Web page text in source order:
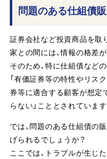
問題のある仕組債
証券会社など投資商品を取
家との間には、情報の格差
そのため、特に仕組債など
「有価証券等の特性やリス
券等に適合する顧客が想定
らない」こととされています
では、問題のある仕組債の
げられるでしょうか？
ここでは、トラブルが生じ